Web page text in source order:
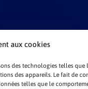
aux cookies
des technologies telles que
des appareils. Le fait de
telles que le